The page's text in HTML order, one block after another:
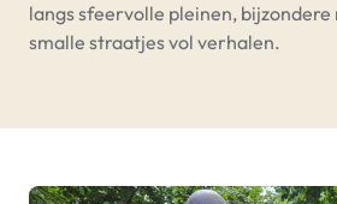
langs sfeervolle pleinen,
smalle straatjes vol verhalen.